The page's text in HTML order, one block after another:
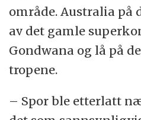
område. Australia på
av det gamle
Gondwana og lå på
tropene.
– Spor ble etterlatt